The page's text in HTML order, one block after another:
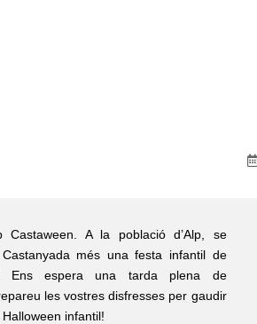
Castaween. A la població d’Alp, se
més una festa infantil de
Ens espera una tarda plena de
les vostres disfresses per gaudir
infantil!